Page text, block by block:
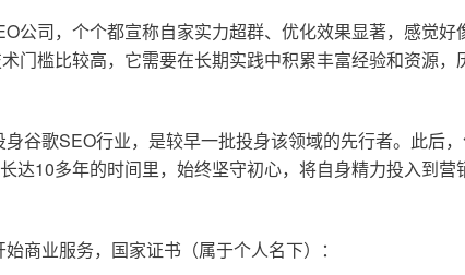
公司，个个都宣称自家实力超群、优化效果显著，感觉
门槛比较高，它需要在长期实践中积累丰富经验和资源
谷歌SEO行业，是较早一批投身该领域的先行者。此后
达10多年的时间里，始终坚守初心，将自身精力投入到
商业服务，国家证书（属于个人名下）：